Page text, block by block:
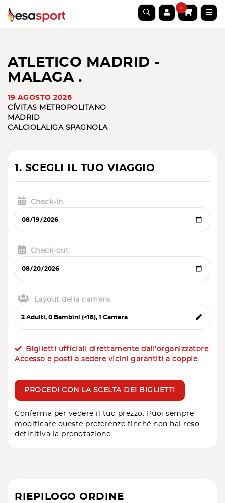
0
ATLETICO MADRID -
MALAGA .
19 AGOSTO 2026
CÍVITAS METROPOLITANO
MADRID
CALCIO LALIGA SPAGNOLA
1. SCEGLI IL TUO VIAGGIO
Check-in
Check-out
Layout della camera
Biglietti ufficiali direttamente dall'organizzatore.
Accesso e posti a sedere vicini garantiti a coppie.
PROCEDI CON LA SCELTA DEI BIGLIETTI
Conferma per vedere il tuo prezzo. Puoi sempre
modificare queste preferenze finché non hai reso
definitiva la prenotazione.
RIEPILOGO ORDINE